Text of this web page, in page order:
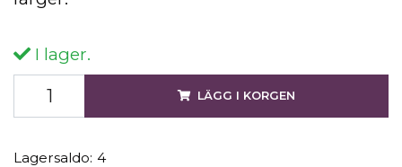
I lager.
LÄGG I KORGEN
Lagersaldo: 4